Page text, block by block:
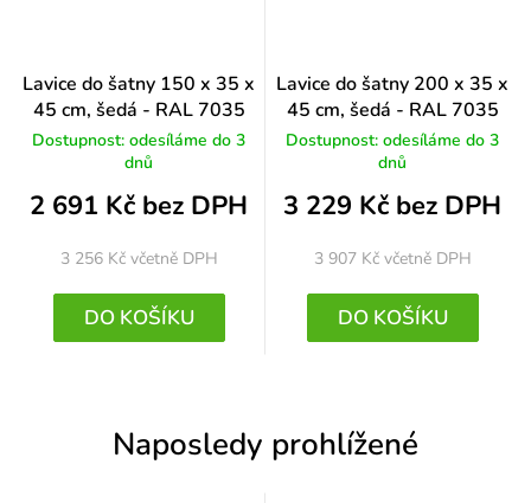
Lavice do šatny 150 x 35 x
45 cm, šedá - RAL 7035
Dostupnost: odesíláme do 3
dnů
2 691 Kč bez DPH
3 256 Kč včetně DPH
DO KOŠÍKU
Lavice do šatny 200 x 35 x
45 cm, šedá - RAL 7035
Dostupnost: odesíláme do 3
dnů
3 229 Kč bez DPH
3 907 Kč včetně DPH
DO KOŠÍKU
Naposledy prohlížené